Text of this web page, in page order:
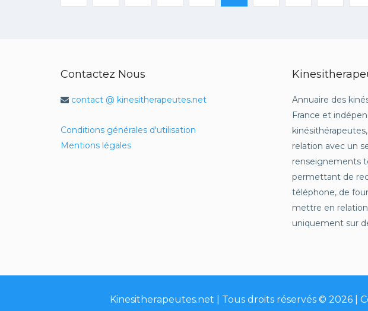
Contactez Nous
contact @ kinesitherapeutes.net
Conditions générales d'utilisation
Mentions légales
Annuaire des
France et
relation avec un
renseignements
permettant de
téléphone, de
mettre en
uniquement sur
Kinesitherapeutes.net | Tous droits réservés © 2026 |